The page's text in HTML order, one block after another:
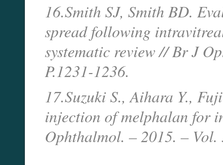
16.Smith SJ, Smith BD.
spread following
systematic review // Br J
P.1231-1236.
17.Suzuki S., Aihara Y.,
injection of melphalan for
Ophthalmol. – 2015. –